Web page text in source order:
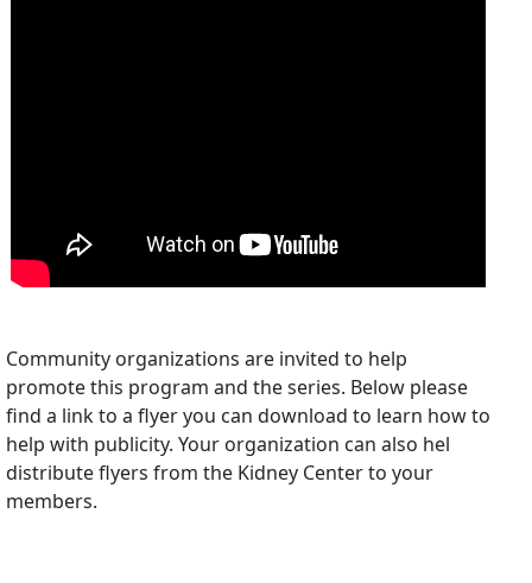
Community organizations are invited to help
promote this program and the series. Below please
find a link to a flyer you can download to learn how to
help with publicity. Your organization can also hel
distribute flyers from the Kidney Center to your
members.